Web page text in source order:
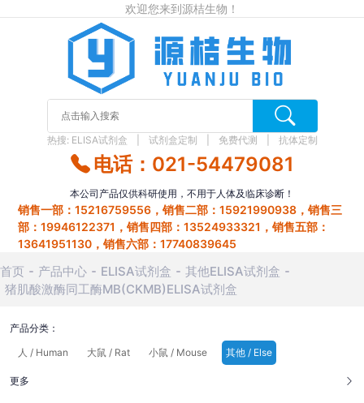
欢迎您来到源桔生物！
热搜: ELISA试剂盒 试剂盒定制 免费代测 抗体定制
电话：021-54479081
本公司产品仅供科研使用，不用于人体及临床诊断！
销售一部：15216759556，销售二部：15921990938，销售三
部：19946122371，销售四部：13524933321，销售五部：
13641951130，销售六部：17740839645
首页 产品中心 ELISA试剂盒
其他ELISA试剂盒
猪肌酸激酶同工酶MB(CKMB)ELISA试剂盒
产品分类：
人 / Human
大鼠 / Rat 小鼠 / Mouse 其他 / Else
更多